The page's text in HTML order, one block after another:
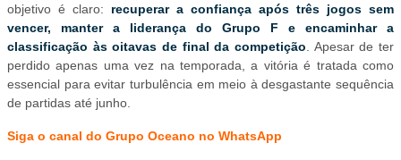
objetivo é claro: recuperar a confiança após três jogos sem
vencer, manter a liderança do Grupo F e encaminhar a
classificação às oitavas de final da competição . Apesar de ter
perdido apenas uma vez na temporada, a vitória é tratada como
essencial para evitar turbulência em meio à desgastante sequência
de partidas até junho.
Siga o canal do Grupo Oceano no WhatsApp